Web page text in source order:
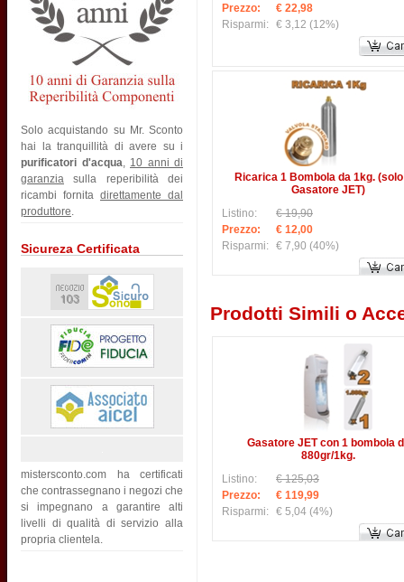
Solo acquistando su Mr. Sconto
hai la tranquillità di avere su i
purificatori d'acqua, 10 anni di
garanzia sulla reperibilità dei
ricambi fornita direttamente dal
produttore.
Sicureza Certificata
mistersconto.com ha certificati
che contrassegnano i negozi che
si impegnano a garantire alti
livelli di qualità di servizio alla
propria clientela.
Prezzo:
€ 22,98
Risparmi: € 3,12 (12%)
Ricarica 1 Bombola da 1kg.
Gasatore JET)
Listino:
€ 19,90
Prezzo:
€ 12,00
Risparmi: € 7,90 (40%)
Prodotti Simili o
Gasatore JET con 1 bombola
880gr/1kg.
Listino:
€ 125,03
Prezzo:
€ 119,99
Risparmi: € 5,04 (4%)